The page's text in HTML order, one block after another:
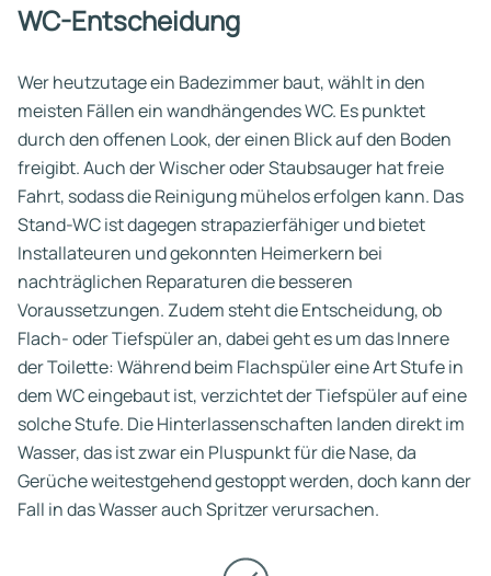
WC-Entscheidung
Wer heutzutage ein Badezimmer baut, wählt in den
meisten Fällen ein wandhängendes WC. Es punktet
durch den offenen Look, der einen Blick auf den Boden
freigibt. Auch der Wischer oder Staubsauger hat freie
Fahrt, sodass die Reinigung mühelos erfolgen kann. Das
Stand-WC ist dagegen strapazierfähiger und bietet
Installateuren und gekonnten Heimerkern bei
nachträglichen Reparaturen die besseren
Voraussetzungen. Zudem steht die Entscheidung, ob
Flach- oder Tiefspüler an, dabei geht es um das Innere
der Toilette: Während beim Flachspüler eine Art Stufe in
dem WC eingebaut ist, verzichtet der Tiefspüler auf eine
solche Stufe. Die Hinterlassenschaften landen direkt im
Wasser, das ist zwar ein Pluspunkt für die Nase, da
Gerüche weitestgehend gestoppt werden, doch kann der
Fall in das Wasser auch Spritzer verursachen.